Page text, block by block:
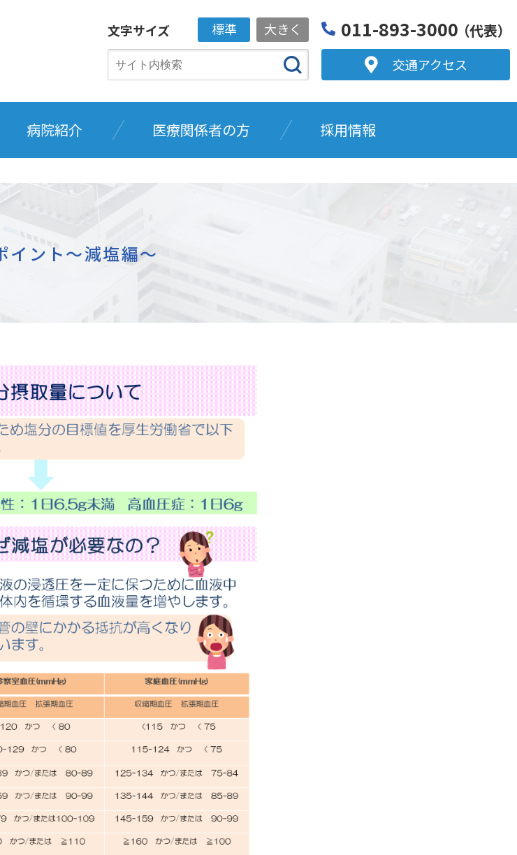
文字サイズ 標準 大きく 011-893-3000 （代表）
交通アクセス
病院紹介 医療関係者の方 採用情報
イント～減塩編～